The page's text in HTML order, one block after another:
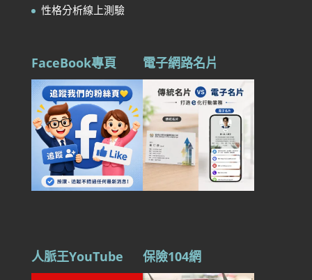
性格分析線上測驗
FaceBook專頁 電子網路名片
人脈王YouTube 保險104網